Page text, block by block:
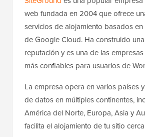
web fundada en 2004 que ofrece
servicios de alojamiento basados en
de Google Cloud. Ha construido
reputación y es una de las
más confiables para usuarios de
La empresa opera en varios países
de datos en múltiples continentes,
América del Norte, Europa, Asia y
facilita el alojamiento de tu sitio